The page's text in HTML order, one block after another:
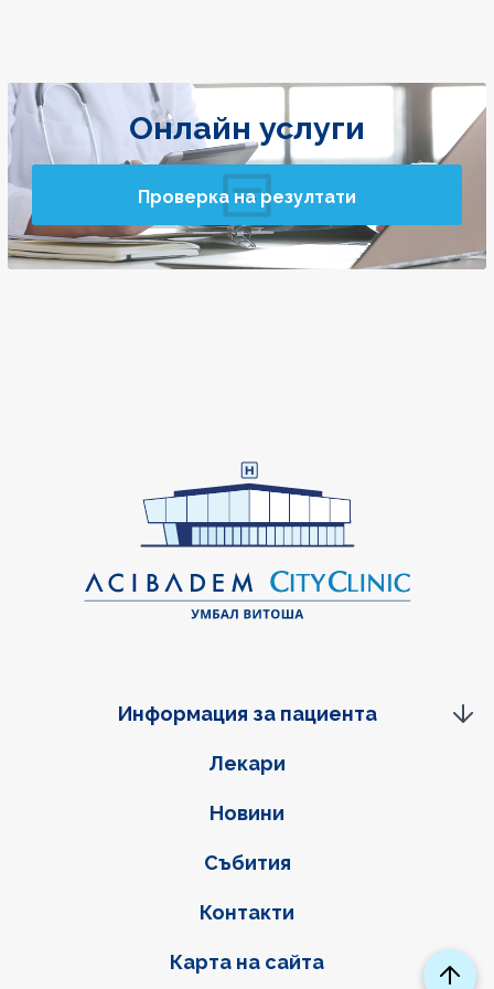
Онлайн услуги
Проверка на резултати
Фуутер навигация
Лекари
Новини
Събития
Контакти
Карта на сайта
Информация за пациента